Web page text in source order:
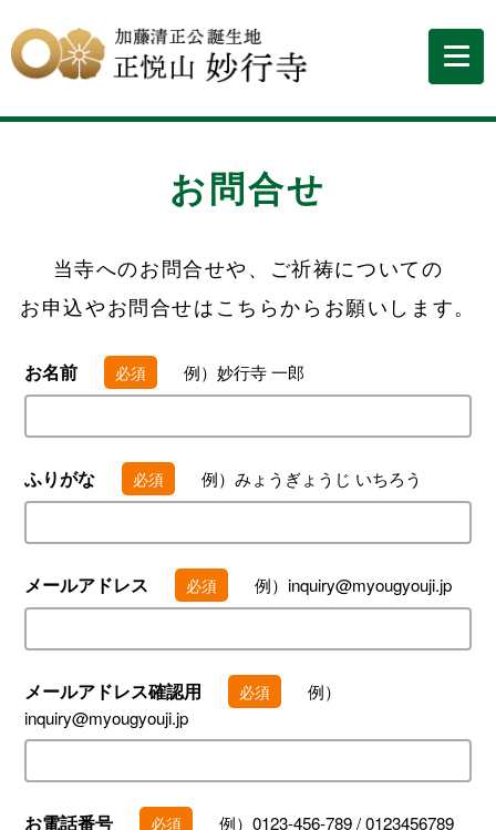
お問合せ
当寺へのお問合せや、ご祈祷についての
お申込やお問合せはこちらからお願いします。
お名前 必須 例）妙行寺 一郎
ふりがな 必須 例）みょうぎょうじ いちろう
メールアドレス 必須 例）inquiry@myougyouji.jp
メールアドレス確認用 必須
例）
inquiry@myougyouji.jp
お電話番号 必須 例）0123-456-789 / 0123456789